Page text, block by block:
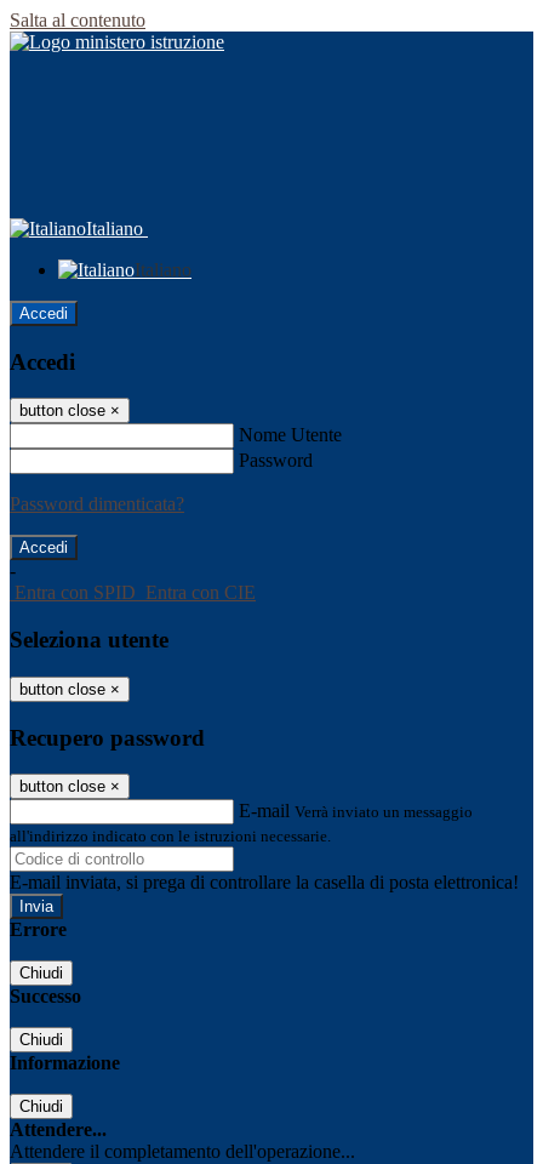
Salta al contenuto
Italiano
Italiano
Accedi
Accedi
button close ×
Nome Utente
Password
Password dimenticata?
-
Entra con SPID Entra con CIE
Seleziona utente
button close ×
Recupero password
button close ×
E-mail Verrà inviato un messaggio
all'indirizzo indicato con le istruzioni necessarie.
E-mail inviata, si prega di controllare la casella di posta elettronica!
Errore
Chiudi
Successo
Chiudi
Informazione
Chiudi
Attendere...
Attendere il completamento dell'operazione...